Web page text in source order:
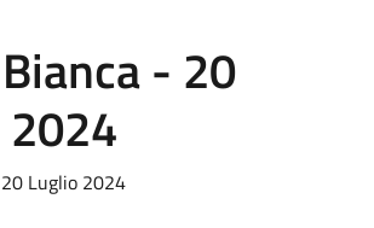
- 20
Luglio 2024